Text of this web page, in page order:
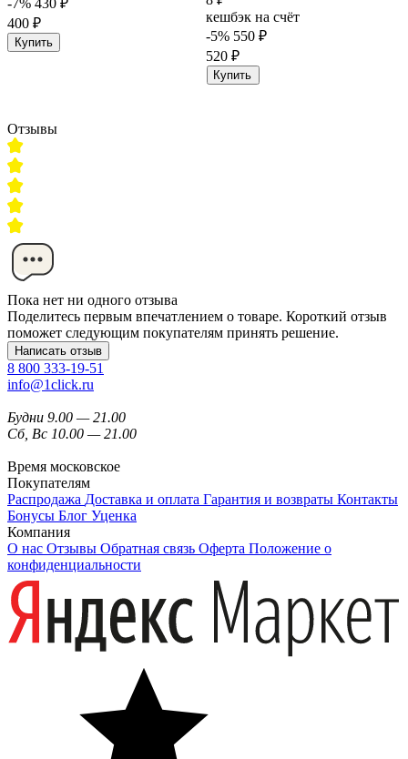
400 ₽
Купить
кешбэк на счёт
-5% 550 ₽
520 ₽
Купить
Отзывы
Пока нет ни одного отзыва
Поделитесь первым впечатлением о товаре. Короткий отзыв
поможет следующим покупателям принять решение.
Написать отзыв
8 800 333-19-51
info@1click.ru
Будни 9.00 — 21.00
Сб, Вс 10.00 — 21.00
Время московское
Покупателям
Распродажа Доставка и оплата Гарантия и возвраты Контакты
Бонусы Блог Уценка
Компания
О нас Отзывы Обратная связь Оферта Положение о
конфиденциальности